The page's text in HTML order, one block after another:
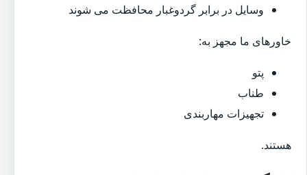
وسایل در برابر گردوغبار محافظت می شوند
خاورهای ما مجهز به:
پتو
طناب
تجهیزات مهاربندی
هستند.